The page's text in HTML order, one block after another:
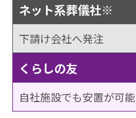
ネット系葬儀社※
下請け会社へ発注
くらしの友
自社施設でも安置が可能